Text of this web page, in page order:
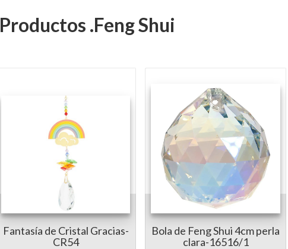
.Feng Shui
Fantasía de Cristal Gracias-
CR54
Bola de Feng Shui 4cm perla
clara-16516/1